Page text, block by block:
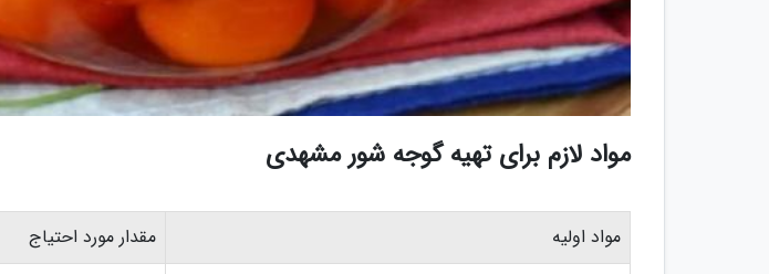
مواد لازم برای تهیه گوجه شور مشهدی
مواد اولیه
مقدار مورد احتیاج